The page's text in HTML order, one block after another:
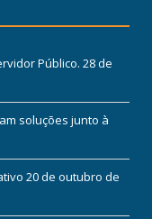
Público. 28 de
soluções junto à
20 de outubro de